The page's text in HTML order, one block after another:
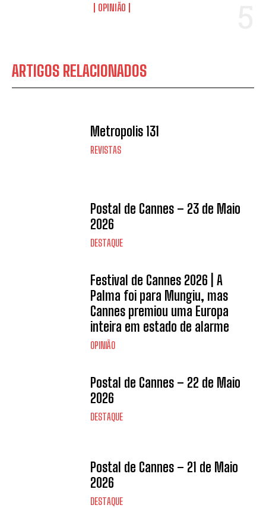
OPINIÃO
ARTIGOS RELACIONADOS
Metropolis 131
REVISTAS
Postal de Cannes – 23 de Maio
2026
DESTAQUE
Festival de Cannes 2026 | A
Palma foi para Mungiu, mas
Cannes premiou uma Europa
inteira em estado de alarme
OPINIÃO
Postal de Cannes – 22 de Maio
2026
DESTAQUE
Postal de Cannes – 21 de Maio
2026
DESTAQUE